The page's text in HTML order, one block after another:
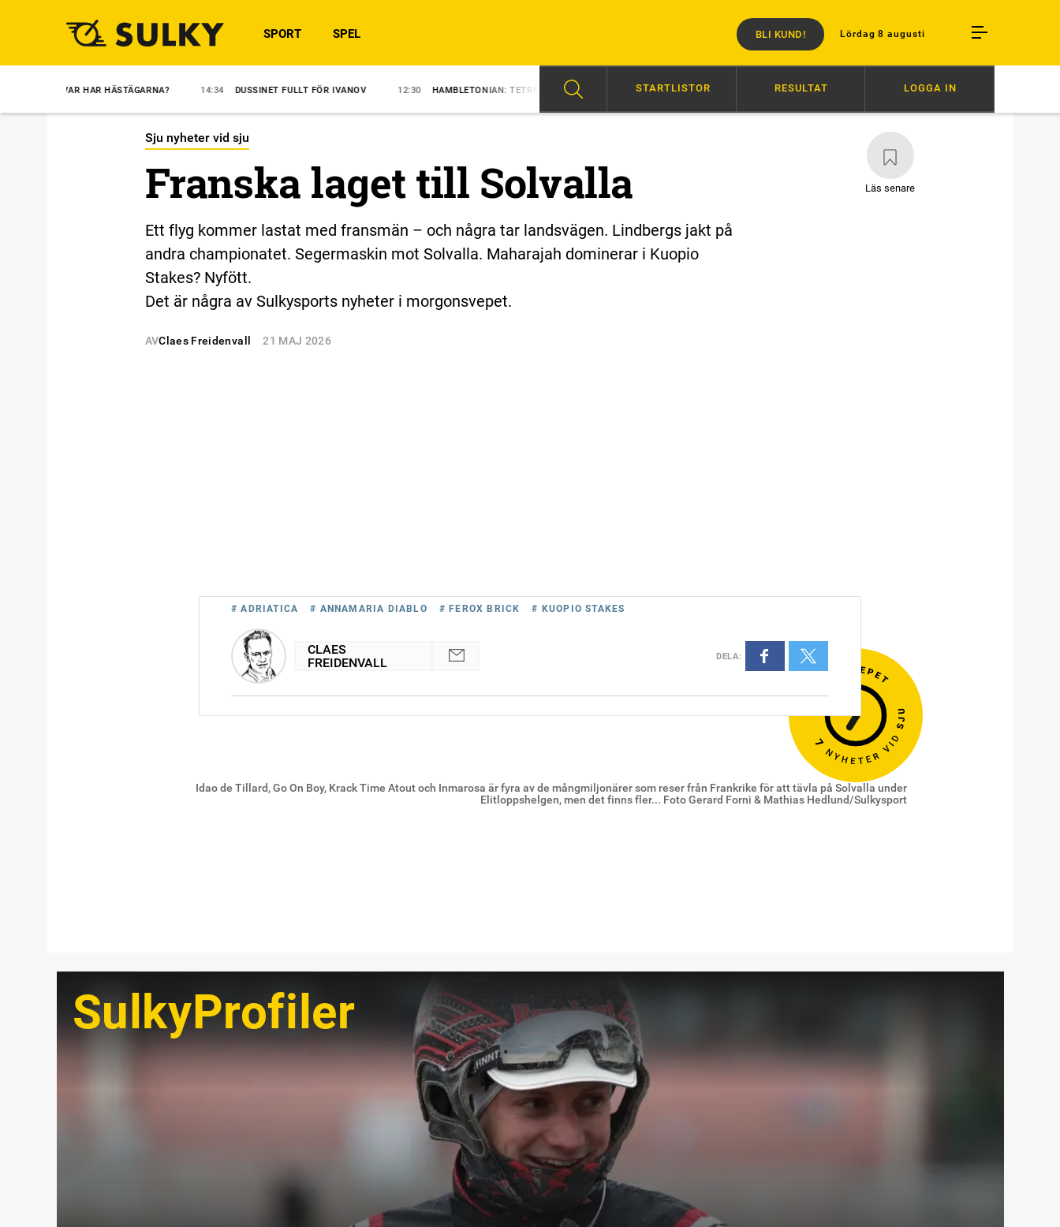
Lördag 8 augusti
SPORT SPEL BLI KUND!
HAR HÄSTÄGARNA? 14:34 DUSSINET FULLT FÖR IVANOV 12:30 HAMBLETONIAN: TETRICKS HISTORIA 11:30 BARFOTADANS I STALLMATCH 15:40 X.O.KEMP ÖVERLÄGSEN I STORSJÖPOKALEN
STARTLISTOR RESULTAT LOGGA IN
Sju nyheter vid sju
Läs senare
Franska laget till Solvalla
Ett flyg kommer lastat med fransmän – och några tar landsvägen. Lindbergs jakt på
andra championatet. Segermaskin mot Solvalla. Maharajah dominerar i Kuopio
Stakes? Nyfött.
Det är några av Sulkysports nyheter i morgonsvepet.
AVClaes Freidenvall 21 MAJ 2026
Idao de Tillard, Go On Boy, Krack Time Atout och Inmarosa är fyra av de mångmiljonärer som reser från Frankrike för att tävla på Solvalla under
Elitloppshelgen, men det finns fler... Foto Gerard Forni & Mathias Hedlund/Sulkysport
# ADRIATICA # ANNAMARIA DIABLO # FEROX BRICK # KUOPIO STAKES
CLAES
FREIDENVALL
DELA:
SulkyProfiler